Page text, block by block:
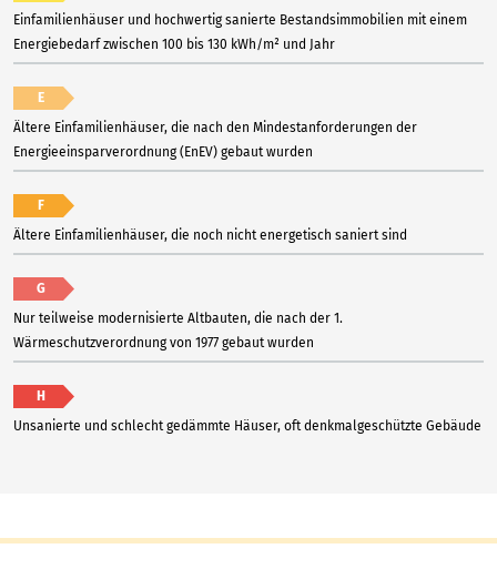
Einfamilienhäuser und hochwertig sanierte Bestandsimmobilien mit einem
Energiebedarf zwischen 100 bis 130 kWh/m² und Jahr
E
Ältere Einfamilienhäuser, die nach den Mindestanforderungen der
Energieeinsparverordnung (EnEV) gebaut wurden
F
Ältere Einfamilienhäuser, die noch nicht energetisch saniert sind
G
Nur teilweise modernisierte Altbauten, die nach der 1.
Wärmeschutzverordnung von 1977 gebaut wurden
H
Unsanierte und schlecht gedämmte Häuser, oft denkmalgeschützte Gebäude